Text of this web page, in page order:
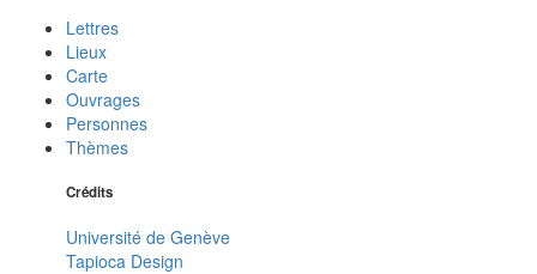
Lettres
Lieux
Carte
Ouvrages
Personnes
Thèmes
Crédits
Université de Genève
Tapioca Design